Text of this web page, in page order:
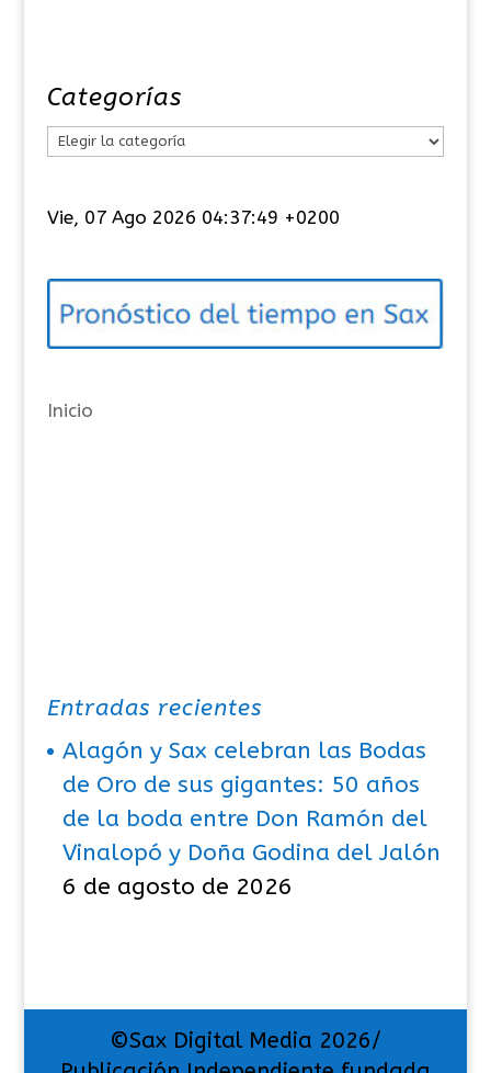
Categorías
e
o
í
s
Vie, 07 Ago 2026 04:37:49 +0200
Inicio
Entradas recientes
Alagón y Sax celebran las Bodas
de Oro de sus gigantes: 50 años
de la boda entre Don Ramón del
Vinalopó y Doña Godina del Jalón
6 de agosto de 2026
©Sax Digital Media 2026/